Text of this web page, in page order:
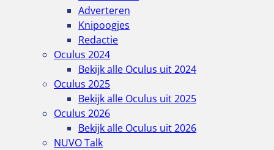
Adverteren
Knipoogjes
Redactie
Oculus 2024
Bekijk alle Oculus uit 2024
Oculus 2025
Bekijk alle Oculus uit 2025
Oculus 2026
Bekijk alle Oculus uit 2026
NUVO Talk